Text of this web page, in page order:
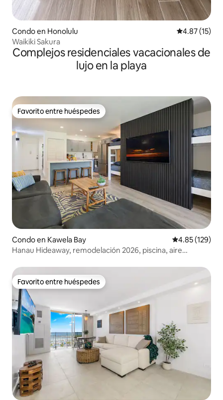
Condo en Honolulu Calificación
4.87 (15)
Waikiki Sakura
Complejos residenciales vacacionales de
lujo en la playa
Favorito entre huéspedes
Favorito entre huéspedes
Condo en Kawela Bay Calificación
4.85 (129)
Hanau Hideaway, remodelación 2026, piscina, aire
Favorito entre huéspedes
Favorito entre huéspedes